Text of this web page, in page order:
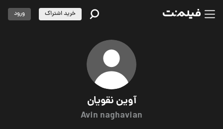
آوین نقویان
Avin naghavian
خرید اشتراک ورود